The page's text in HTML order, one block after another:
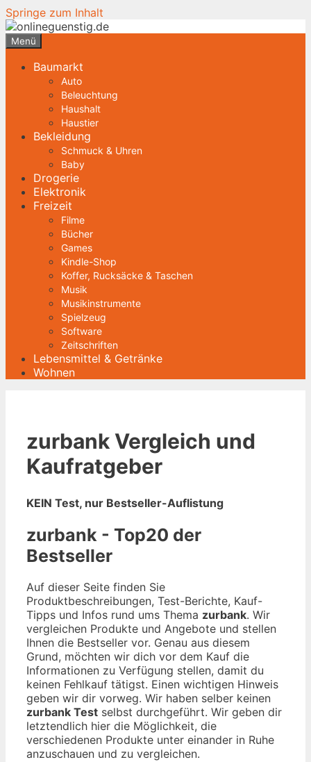
Springe zum Inhalt
Menü
Baumarkt
Auto
Beleuchtung
Haushalt
Haustier
Bekleidung
Schmuck & Uhren
Baby
Drogerie
Elektronik
Freizeit
Filme
Bücher
Games
Kindle-Shop
Koffer, Rucksäcke & Taschen
Musik
Musikinstrumente
Spielzeug
Software
Zeitschriften
Lebensmittel & Getränke
Wohnen
zurbank Vergleich und
Kaufratgeber
KEIN Test, nur Bestseller-Auflistung
zurbank - Top20 der
Bestseller
Auf dieser Seite finden Sie
Produktbeschreibungen, Test-Berichte, Kauf-
Tipps und Infos rund ums Thema zurbank. Wir
vergleichen Produkte und Angebote und stellen
Ihnen die Bestseller vor. Genau aus diesem
Grund, möchten wir dich vor dem Kauf die
Informationen zu Verfügung stellen, damit du
keinen Fehlkauf tätigst. Einen wichtigen Hinweis
geben wir dir vorweg. Wir haben selber keinen
zurbank Test selbst durchgeführt. Wir geben dir
letztendlich hier die Möglichkeit, die
verschiedenen Produkte unter einander in Ruhe
anzuschauen und zu vergleichen.